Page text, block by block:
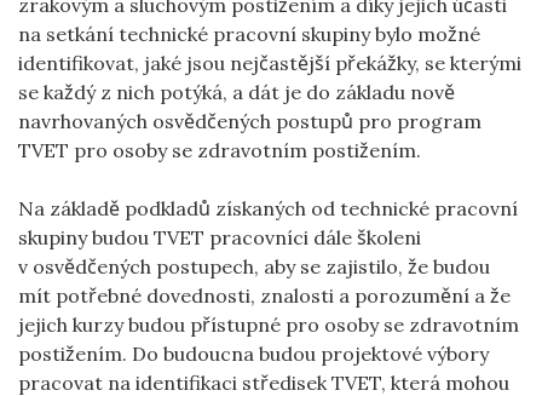
na setkání technické pracovní skupiny bylo možné
identifikovat, jaké jsou nejčastější překážky, se kterými
se každý z nich potýká, a dát je do základu nově
navrhovaných osvědčených postupů pro program
TVET pro osoby se zdravotním postižením.
Na základě podkladů získaných od technické pracovní
skupiny budou TVET pracovníci dále školeni
v osvědčených postupech, aby se zajistilo, že budou
mít potřebné dovednosti, znalosti a porozumění a že
jejich kurzy budou přístupné pro osoby se zdravotním
postižením. Do budoucna budou projektové výbory
pracovat na identifikaci středisek TVET, která mohou